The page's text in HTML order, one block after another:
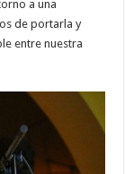
a una
de portarla y
entre nuestra